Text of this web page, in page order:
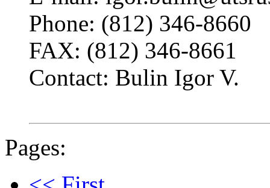
Phone: (812) 346-8660
FAX: (812) 346-8661
Contact: Bulin Igor V.
Pages: